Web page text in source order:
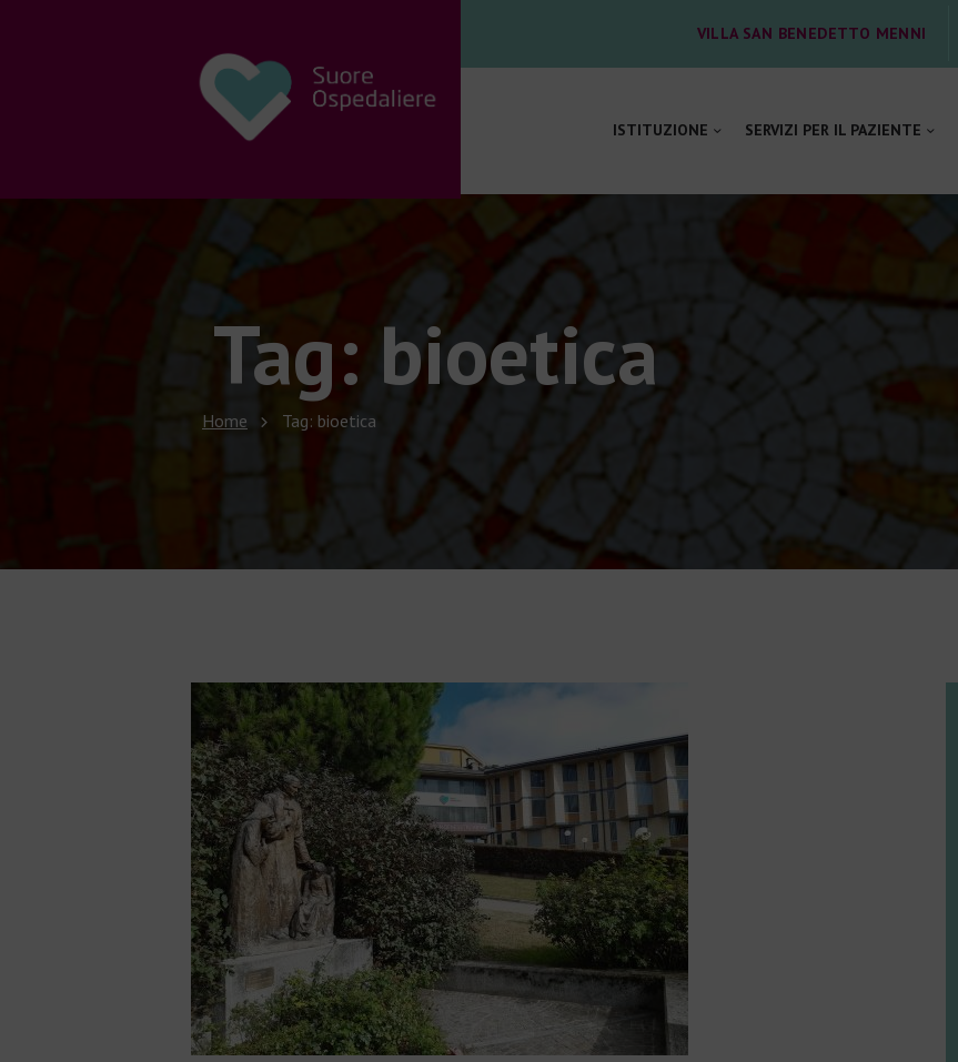
VILLA SAN BENEDETTO MENNI
ISTITUZIONE SERVIZI PER IL PAZIENTE
Tag: bioetica
Home Tag: bioetica
ISTITUZIONE
SOSTIENICI
LAVORA CON NOI